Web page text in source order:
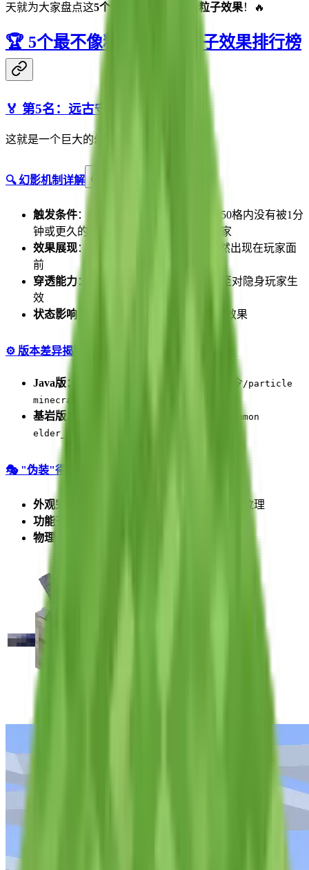
天就为大家盘点这5个最不像粒子效果的粒子效果！🔥
🏆 5个最不像粒子效果的粒子效果排行榜
🏅 第5名：远古守卫者的幻影
这就是一个巨大的幻影实体！👁️
🔍 幻影机制详解
触发条件：远古守卫者每分钟搜寻半径50格内没有被1分
钟或更久的挖掘疲劳状态效果影响的玩家
效果展现：吓人的远古守卫者"鬼影"突然出现在玩家面
前
穿透能力：可以透过方块瞄准玩家，甚至对隐身玩家生
效
状态影响 ：给予玩家5分钟的挖掘疲劳III效果
⚙️ 版本差异揭秘
Java版：幻影是纯粹的 ，可用命令/particle
minecraft:elder_guardian
基岩版：幻影实际上是
/summon
elder_guardian_ghost
🎭 "伪装"得最成功的粒子
外观完整
：拥有与远古守卫者相同的模型和纹理
功能齐全
物理特性